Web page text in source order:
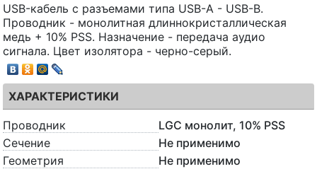
USB-кабель с разъемами типа USB-A - USB-B.
Проводник - монолитная длиннокристаллическая
медь + 10% PSS. Назначение - передача аудио
сигнала. Цвет изолятора - черно-серый.
ХАРАКТЕРИСТИКИ
Проводник
LGC монолит, 10% PSS
Сечение
Не применимо
Геометрия
Не применимо